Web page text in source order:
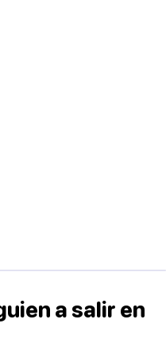
a salir en